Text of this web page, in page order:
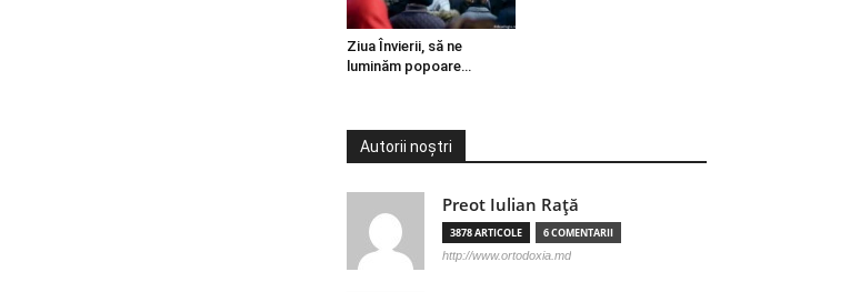
Ziua Învierii, să ne
luminăm popoare…
Autorii noștri
Preot Iulian Raţă
3878 ARTICOLE 6 COMENTARII
http://www.ortodoxia.md